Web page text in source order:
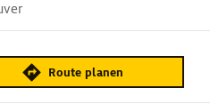
Route planen